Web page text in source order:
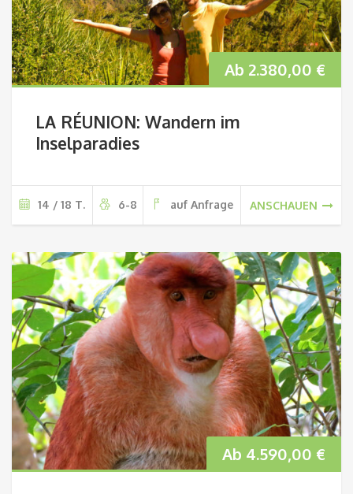
Ab 2.380,00 €
LA RÉUNION: Wandern im
Inselparadies
14 / 18 T. 6-8 auf Anfrage ANSCHAUEN
Ab 4.590,00 €